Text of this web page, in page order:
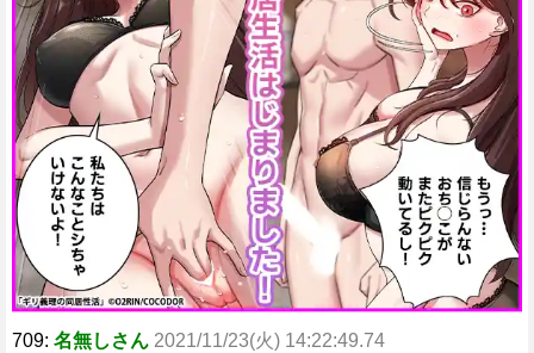
709: 名無しさん 2021/11/23(火) 14:22:49.74